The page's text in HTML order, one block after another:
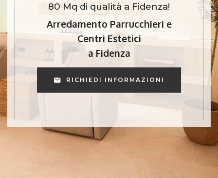
80 Mq di qualità a Fidenza!
Arredamento Parrucchieri e
Centri Estetici
a Fidenza
RICHIEDI INFORMAZIONI